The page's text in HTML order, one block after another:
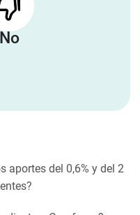
No
aportes del 0,6% y del 2